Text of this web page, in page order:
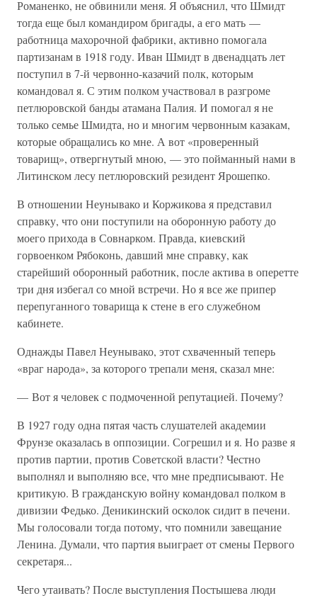
Романенко, не обвинили меня. Я объяснил, что Шмидт
тогда еще был командиром бригады, а его мать —
работница махорочной фабрики, активно помогала
партизанам в 1918 году. Иван Шмидт в двенадцать лет
поступил в 7-й червонно-казачий полк, которым
командовал я. С этим полком участвовал в разгроме
петлюровской банды атамана Палия. И помогал я не
только семье Шмидта, но и многим червонным казакам,
которые обращались ко мне. А вот «проверенный
товарищ», отвергнутый мною, — это пойманный нами в
Литинском лесу петлюровский резидент Ярошепко.
В отношении Неунывако и Коржикова я представил
справку, что они поступили на оборонную работу до
моего прихода в Совнарком. Правда, киевский
горвоенком Рябоконь, давший мне справку, как
старейший оборонный работник, после актива в оперетте
три дня избегал со мной встречи. Но я все же припер
перепуганного товарища к стене в его служебном
кабинете.
Однажды Павел Неунывако, этот схваченный теперь
«враг народа», за которого трепали меня, сказал мне:
— Вот я человек с подмоченной репутацией. Почему?
В 1927 году одна пятая часть слушателей академии
Фрунзе оказалась в оппозиции. Согрешил и я. Но разве я
против партии, против Советской власти? Честно
выполнял и выполняю все, что мне предписывают. Не
критикую. В гражданскую войну командовал полком в
дивизии Федько. Деникинский осколок сидит в печени.
Мы голосовали тогда потому, что помнили завещание
Ленина. Думали, что партия выиграет от смены Первого
секретаря...
Чего утаивать? После выступления Постышева люди